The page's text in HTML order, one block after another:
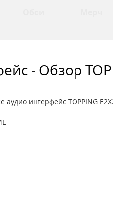
- Обзор
интерфейс TOPPING